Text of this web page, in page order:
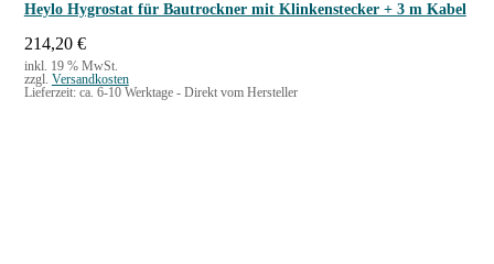
Heylo Hygrostat für Bautrockner mit Klinkenstecker + 3 m Kabel
214,20 €
inkl. 19 % MwSt.
zzgl. Versandkosten
Lieferzeit: ca. 6-10 Werktage - Direkt vom Hersteller